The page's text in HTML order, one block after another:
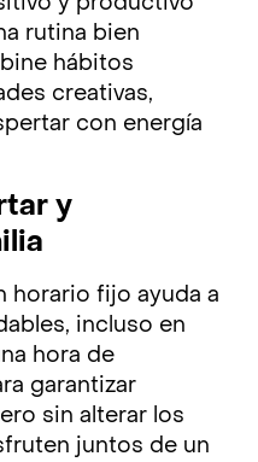
y productivo
rutina bien
hábitos
creativas,
con energía
y
horario fijo ayuda a
incluso en
hora de
garantizar
sin alterar los
juntos de un